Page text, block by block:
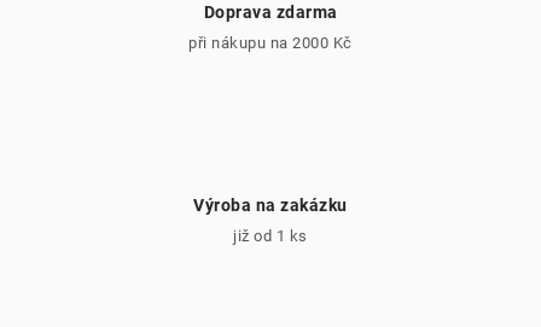
Doprava zdarma
při nákupu na 2000 Kč
Výroba na zakázku
již od 1 ks